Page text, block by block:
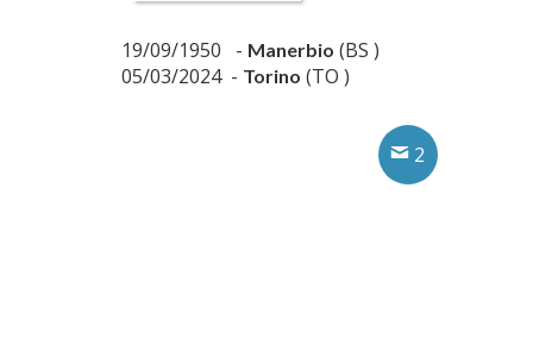
19/09/1950 - Manerbio (BS )
05/03/2024 - Torino (TO )
2